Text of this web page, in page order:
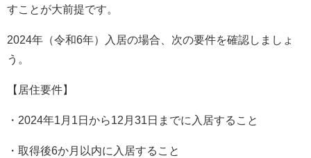
すことが大前提です。
2024年（令和6年）入居の場合、次の要件を確認しましょ
う。
【居住要件】
・2024年1月1日から12月31日までに入居すること
・取得後6か月以内に入居すること